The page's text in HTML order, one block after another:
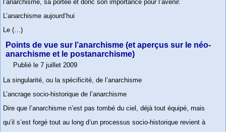
l’anarchisme, sa portée et donc son importance pour l’avenir.
L’anarchisme aujourd’hui
Le (…)
Points de vue sur l’anarchisme (et aperçus sur le néo-
anarchisme et le postanarchisme)
Publié le 7 juillet 2009
La singularité, ou la spécificité, de l’anarchisme
L’ancrage socio-historique de l’anarchisme
Dire que l’anarchisme n’est pas tombé du ciel, déjà tout équipé, mais
qu’il s’est forgé tout au long d’un processus socio-historique revient à